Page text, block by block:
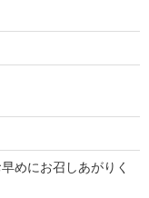
めにお召しあがりく